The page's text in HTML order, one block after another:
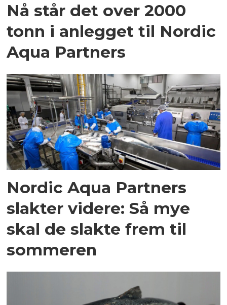
Nå står det over 2000
tonn i anlegget til Nordic
Aqua Partners
Nordic Aqua Partners
slakter videre: Så mye
skal de slakte frem til
sommeren